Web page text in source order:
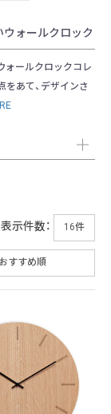
ォールクロック
ォールクロックコレ
あて、デザインさ
表示件数：